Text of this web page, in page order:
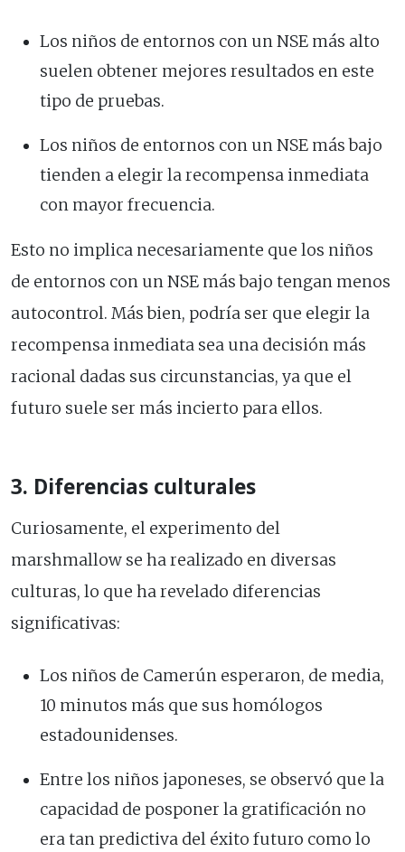
Los niños de entornos con un NSE más alto
suelen obtener mejores resultados en este
tipo de pruebas.
Los niños de entornos con un NSE más bajo
tienden a elegir la recompensa inmediata
con mayor frecuencia.
Esto no implica necesariamente que los niños
de entornos con un NSE más bajo tengan menos
autocontrol. Más bien, podría ser que elegir la
recompensa inmediata sea una decisión más
racional dadas sus circunstancias, ya que el
futuro suele ser más incierto para ellos.
3. Diferencias culturales
Curiosamente, el experimento del
marshmallow se ha realizado en diversas
culturas, lo que ha revelado diferencias
significativas:
Los niños de Camerún esperaron, de media,
10 minutos más que sus homólogos
estadounidenses.
Entre los niños japoneses, se observó que la
capacidad de posponer la gratificación no
era tan predictiva del éxito futuro como lo